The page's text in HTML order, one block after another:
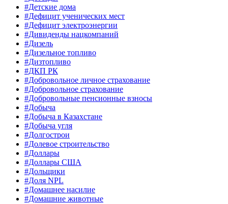
#Детские дома
#Дефицит ученических мест
#Дефицит электроэнергии
#Дивиденды нацкомпаний
#Дизель
#Дизельное топливо
#Дизтопливо
#ДКП РК
#Добровольное личное страхование
#Добровольное страхование
#Добровольные пенсионные взносы
#Добыча
#Добыча в Казахстане
#Добыча угля
#Долгострои
#Долевое строительство
#Доллары
#Доллары США
#Дольщики
#Доля NPL
#Домашнее насилие
#Домашние животные